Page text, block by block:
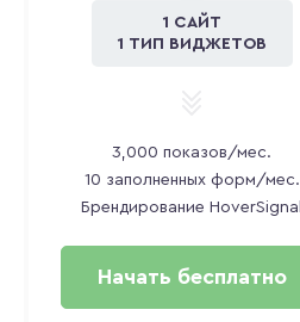
1 САЙТ
1 ТИП ВИДЖЕТОВ
3,000 показов/мес.
10 заполненных форм/мес.
Брендирование HoverSignal
Начать бесплатно